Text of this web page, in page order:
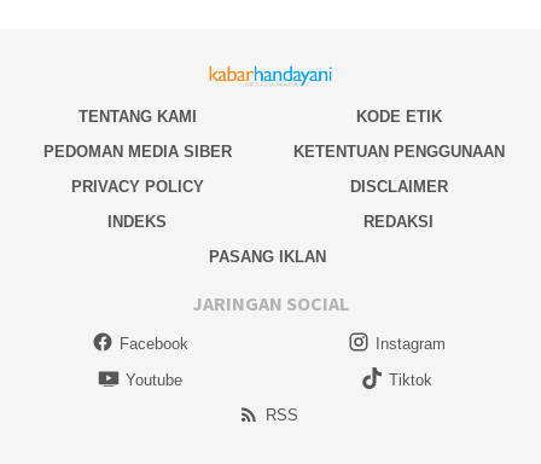
TENTANG KAMI
KODE ETIK
PEDOMAN MEDIA SIBER
KETENTUAN PENGGUNAAN
PRIVACY POLICY
DISCLAIMER
INDEKS
REDAKSI
PASANG IKLAN
JARINGAN SOCIAL
Facebook
Instagram
Youtube
Tiktok
RSS